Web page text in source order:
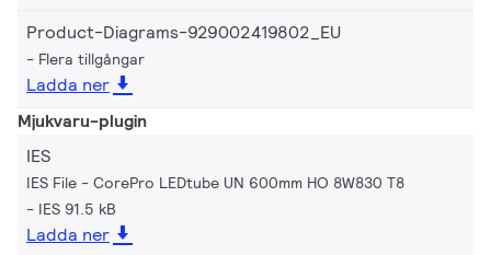
Product-Diagrams-929002419802_EU
Flera tillgångar
Ladda ner
Mjukvaru-plugin
IES
IES File - CorePro LEDtube UN 600mm HO 8W830 T8
IES 91.5 kB
Ladda ner